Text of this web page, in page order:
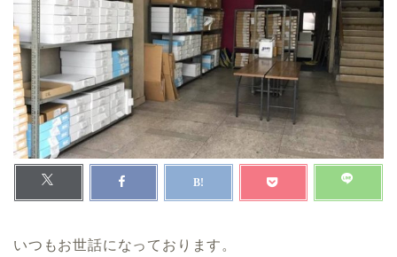
いつもお世話になっております。